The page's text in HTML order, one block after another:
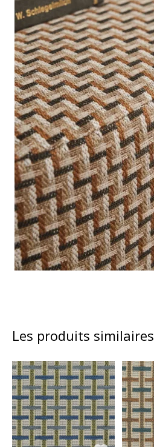
Les produits similaires